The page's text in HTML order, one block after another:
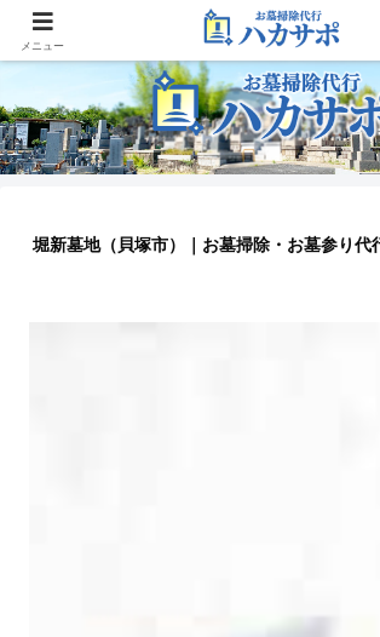
大阪のお墓参り代行業者
堀新墓地（貝塚市）｜お墓掃除・お墓参り代
メニュー